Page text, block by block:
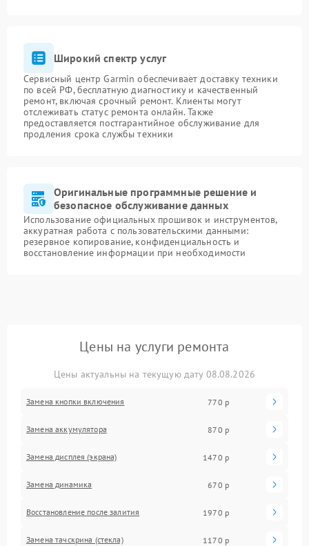
Широкий спектр услуг
Сервисный центр Garmin обеспечивает доставку техники
по всей РФ, бесплатную диагностику и качественный
ремонт, включая срочный ремонт. Клиенты могут
отслеживать статус ремонта онлайн. Также
предоставляется постгарантийное обслуживание для
продления срока службы техники
Оригинальные программные решение и
безопасное обслуживание данных
Использование официальных прошивок и инструментов,
аккуратная работа с пользовательскими данными:
резервное копирование, конфиденциальность и
восстановление информации при необходимости
Цены на услуги ремонта
Цены актуальны на текущую дату 08.08.2026
Замена кнопки включения 770 р
Замена аккумулятора 870 р
Замена дисплея (экрана) 1470 р
Замена динамика 670 р
Восстановление после залития 1970 р
Замена тачскрина (стекла) 1170 р